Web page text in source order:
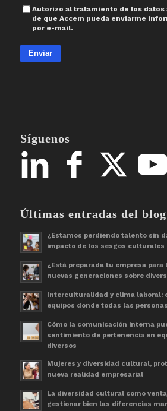
Autorizo al tratamiento de los datos
de que Accem pueda enviarme
por e-mail.
Enviar
Síguenos
Últimas entradas del blog
¿Estamos perdiendo talento sin
impacto de los sesgos culturales
¿Está preparada tu empresa para
nuevas generaciones sobre
Interculturalidad y clima laboral:
equipos donde todas las
Cómo la comunicación interna
sentimiento de pertenencia en
diversos
Mujeres y diversidad cultural,
nueva realidad empresarial
La diversidad cultural como
gestionar bien las diferencias